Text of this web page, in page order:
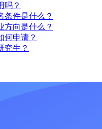
吗？
条件是什么？
方向是什么？
何申请？
究生？